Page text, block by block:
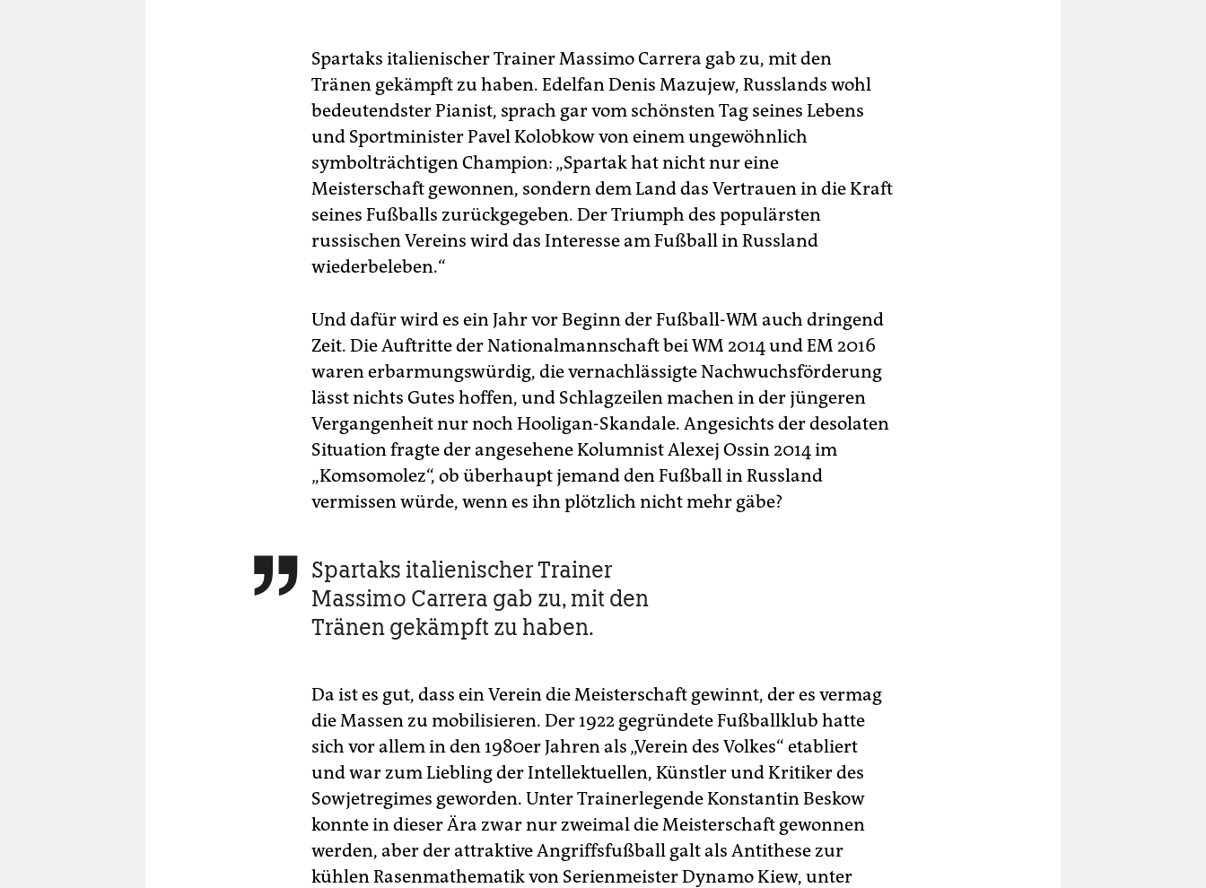
Spartaks italienischer Trainer Massimo Carrera gab zu, mit den
Tränen gekämpft zu haben. Edelfan Denis Mazujew, Russlands wohl
bedeutendster Pianist, sprach gar vom schönsten Tag seines Lebens
und Sportminister Pavel Kolobkow von einem ungewöhnlich
symbolträchtigen Champion: „Spartak hat nicht nur eine
Meisterschaft gewonnen, sondern dem Land das Vertrauen in die Kraft
seines Fußballs zurückgegeben. Der Triumph des populärsten
russischen Vereins wird das Interesse am Fußball in Russland
wiederbeleben.“
Und dafür wird es ein Jahr vor Beginn der Fußball-WM auch dringend
Zeit. Die Auftritte der Nationalmannschaft bei WM 2014 und EM 2016
waren erbarmungswürdig, die vernachlässigte Nachwuchsförderung
lässt nichts Gutes hoffen, und Schlagzeilen machen in der jüngeren
Vergangenheit nur noch Hooligan-Skandale. Angesichts der desolaten
Situation fragte der angesehene Kolumnist Alexej Ossin 2014 im
„Komsomolez“, ob überhaupt jemand den Fußball in Russland
vermissen würde, wenn es ihn plötzlich nicht mehr gäbe?
 Spartaks italienischer Trainer
Massimo Carrera gab zu, mit den
Tränen gekämpft zu haben.
Da ist es gut, dass ein Verein die Meisterschaft gewinnt, der es vermag
die Massen zu mobilisieren. Der 1922 gegründete Fußballklub hatte
sich vor allem in den 1980er Jahren als „Verein des Volkes“ etabliert
und war zum Liebling der Intellektuellen, Künstler und Kritiker des
Sowjetregimes geworden. Unter Trainerlegende Konstantin Beskow
konnte in dieser Ära zwar nur zweimal die Meisterschaft gewonnen
werden, aber der attraktive Angriffsfußball galt als Antithese zur
kühlen Rasenmathematik von Serienmeister Dynamo Kiew, unter